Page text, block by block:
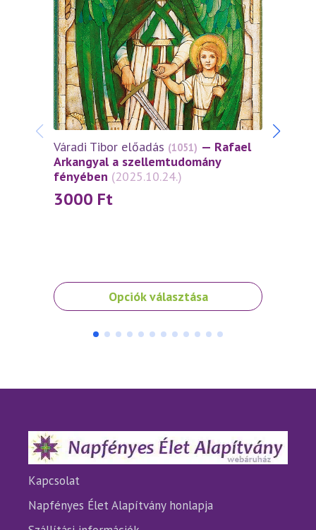
Váradi Tibor előadás (1051) — Rafael
Arkangyal a szellemtudomány
fényében (2025.10.24.)
3000 Ft
Opciók választása
Ennek
a
A
termékoldalon
választhatók
ki
A
ki
Kapcsolat
Napfényes Élet Alapítvány honlapja